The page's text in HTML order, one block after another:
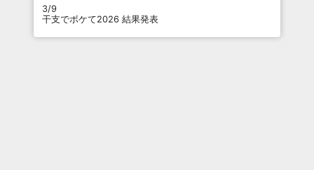
3/9
干支でボケて2026 結果発表